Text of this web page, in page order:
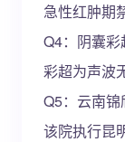
急性红肿期
Q4：阴囊彩
彩超为声波
Q5：云南锦
该院执行昆